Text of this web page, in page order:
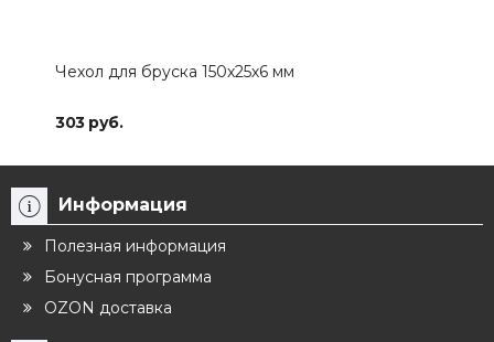
Чехол для бруска 150х25х6 мм
303 руб.
Информация
Полезная информация
Бонусная программа
OZON доставка